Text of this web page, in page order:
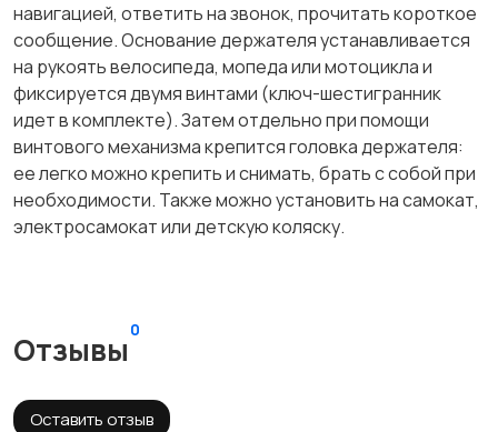
навигацией, ответить на звонок, прочитать короткое
сообщение. Основание держателя устанавливается
на рукоять велосипеда, мопеда или мотоцикла и
фиксируется двумя винтами (ключ-шестигранник
идет в комплекте). Затем отдельно при помощи
винтового механизма крепится головка держателя:
ее легко можно крепить и снимать, брать с собой при
необходимости. Также можно установить на самокат,
электросамокат или детскую коляску.
Отзывы
0
Оставить отзыв